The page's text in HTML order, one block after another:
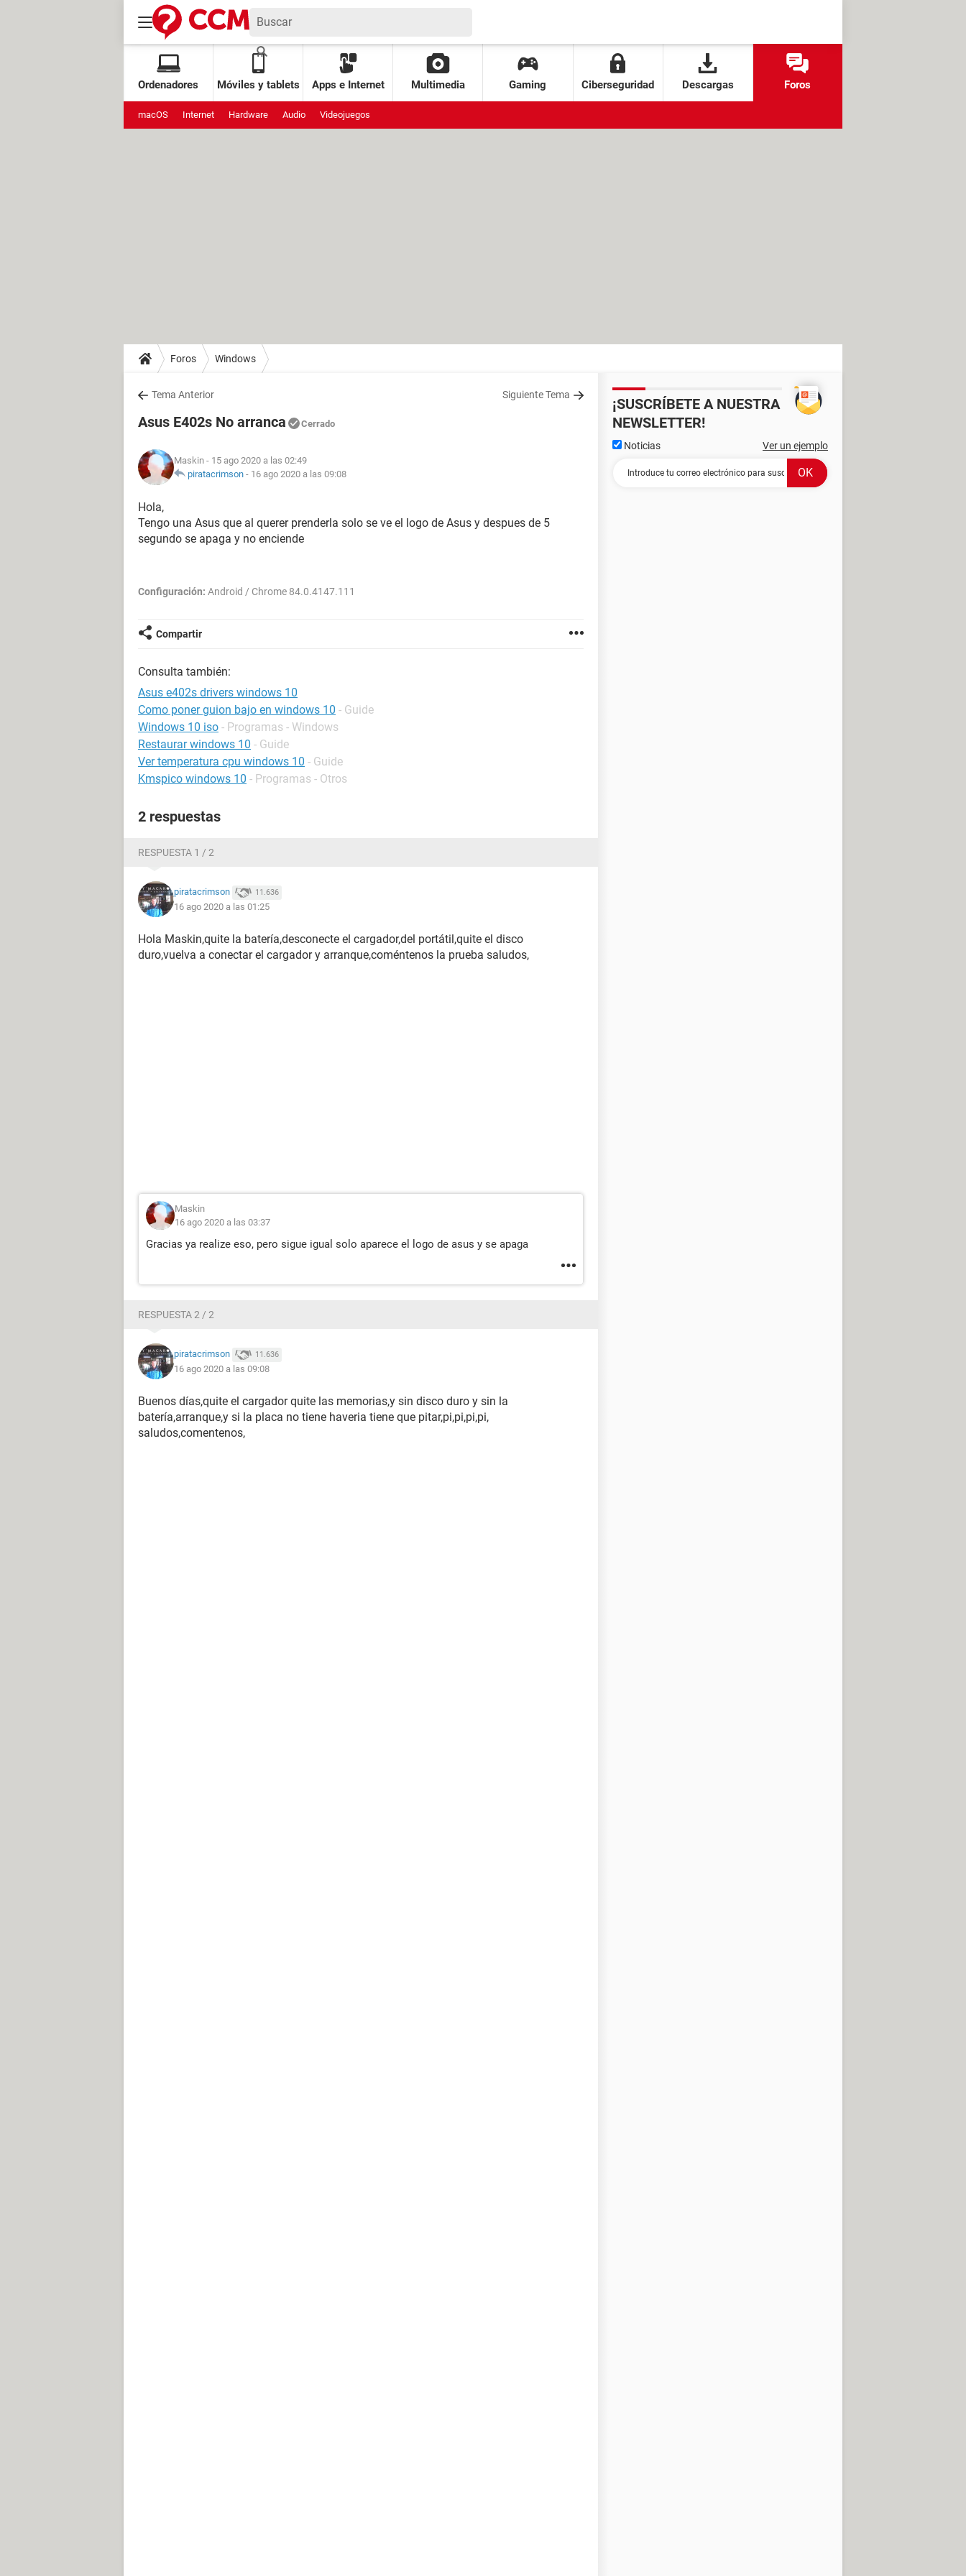
Ordenadores Móviles y tablets Apps e Internet Multimedia Gaming Ciberseguridad Descargas Foros
macOS Internet Hardware Audio Videojuegos
Foros Windows
Tema Anterior Siguiente Tema
Asus E402s No arranca Cerrado
Maskin - 15 ago 2020 a las 02:49
piratacrimson - 16 ago 2020 a las 09:08
Hola,
Tengo una Asus que al querer prenderla solo se ve el logo de Asus y despues de 5
segundo se apaga y no enciende
Configuración: Android / Chrome 84.0.4147.111
Compartir
Consulta también:
Asus e402s drivers windows 10
Como poner guion bajo en windows 10 - Guide
Windows 10 iso - Programas - Windows
Restaurar windows 10 - Guide
Ver temperatura cpu windows 10 - Guide
Kmspico windows 10 - Programas - Otros
2 respuestas
RESPUESTA 1 / 2
piratacrimson 11.636
16 ago 2020 a las 01:25
Hola Maskin,quite la batería,desconecte el cargador,del portátil,quite el disco
duro,vuelva a conectar el cargador y arranque,coméntenos la prueba saludos,
Maskin
16 ago 2020 a las 03:37
Gracias ya realize eso, pero sigue igual solo aparece el logo de asus y se apaga
RESPUESTA 2 / 2
piratacrimson 11.636
16 ago 2020 a las 09:08
Buenos días,quite el cargador quite las memorias,y sin disco duro y sin la
batería,arranque,y si la placa no tiene haveria tiene que pitar,pi,pi,pi,pi,
saludos,comentenos,
¡SUSCRÍBETE A NUESTRA
NEWSLETTER!
Noticias Ver un ejemplo